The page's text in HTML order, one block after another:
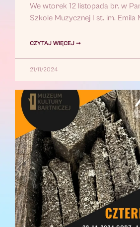
We wtorek 12 listopada br. w
Szkole Muzycznej I st. im. Emila
CZYTAJ WIĘCEJ ➞
21/11/2024